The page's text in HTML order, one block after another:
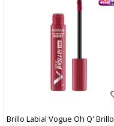
Brillo Labial Vogue Oh Q' Brillo